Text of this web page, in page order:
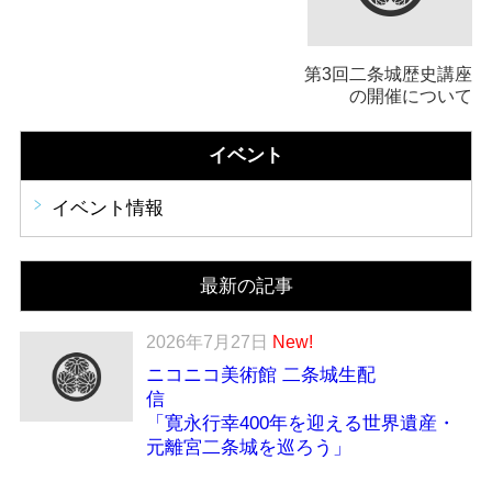
第3回二条城歴史講座
の開催について
イベント
イベント情報
最新の記事
2026年7月27日 New!
ニコニコ美術館 二条城生配
「寛永行幸400年を迎える世界遺産・
元離宮二条城を巡ろう」